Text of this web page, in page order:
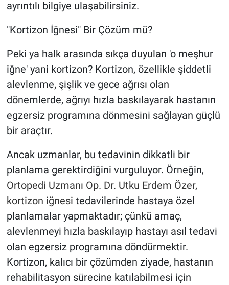
ayrıntılı bilgiye ulaşabilirsiniz.
"Kortizon İğnesi" Bir Çözüm mü?
Peki ya halk arasında sıkça duyulan 'o meşhur
iğne' yani kortizon? Kortizon, özellikle şiddetli
alevlenme, şişlik ve gece ağrısı olan
dönemlerde, ağrıyı hızla baskılayarak hastanın
egzersiz programına dönmesini sağlayan güçlü
bir araçtır.
Ancak uzmanlar, bu tedavinin dikkatli bir
planlama gerektirdiğini vurguluyor. Örneğin,
Ortopedi Uzmanı Op. Dr. Utku Erdem Özer,
kortizon iğnesi tedavilerinde hastaya özel
planlamalar yapmaktadır; çünkü amaç,
alevlenmeyi hızla baskılayıp hastayı asıl tedavi
olan egzersiz programına döndürmektir.
Kortizon, kalıcı bir çözümden ziyade, hastanın
rehabilitasyon sürecine katılabilmesi için